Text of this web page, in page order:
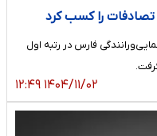
را کسب کرد
فارس در رتبه اول
۱۴۰۴/۱۱/۰۲ ۱۲:۴۹